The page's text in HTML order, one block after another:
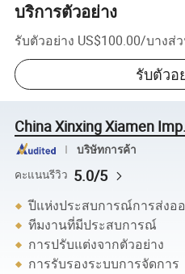
บริการตัวอย่าง
รับตัวอย่าง US$100.00/บางส่
รับตัวอ
China Xinxing Xiamen
บริษัทการค้า
คะแนนรีวิว 5.0/5
ปีแห่งประสบการณ์การส่งอ
ทีมงานที่มีประสบการณ์
การปรับแต่งจากตัวอย่าง
การรับรองระบบการจัดการ